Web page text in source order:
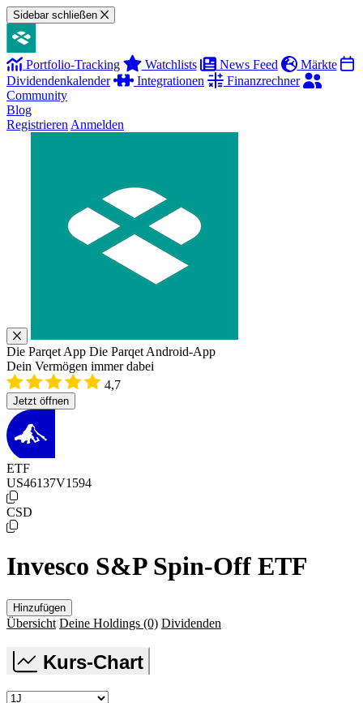
Sidebar schließen
Portfolio-Tracking Watchlists News Feed
Märkte
Dividendenkalender
Integrationen
Finanzrechner
Community
Blog
Registrieren Anmelden
Die Parqet App Die Parqet Android-App
Dein Vermögen immer dabei
4,7
Jetzt öffnen
ETF
US46137V1594
CSD
Invesco S&P Spin-Off ETF
Hinzufügen
Übersicht Deine Holdings (0) Dividenden
Kurs-Chart